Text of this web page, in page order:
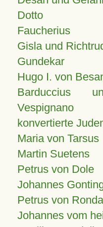
Dotto
Faucherius
Gisla und
Gundekar
Hugo I. von
Barduccius
Vespignano
konvertierte
Maria von Tarsus
Martin Suetens
Petrus von Dole
Johannes
Petrus von Ronda
Johannes vom